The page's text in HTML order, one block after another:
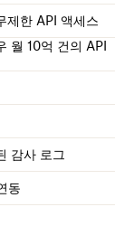
제한 API 액세스
월 10억 건의 API
감사 로그
동